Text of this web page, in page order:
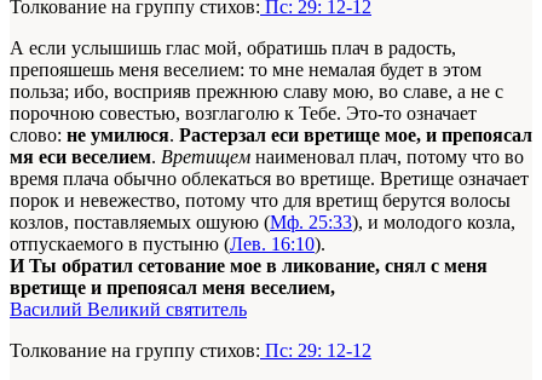
Толкование на группу стихов: Пс: 29: 12-12
А если услышишь глас мой, обратишь плач в радость,
препояшешь меня веселием: то мне немалая будет в этом
польза; ибо, восприяв прежнюю славу мою, во славе, а не с
порочною совестью, возглаголю к Тебе. Это-то означает
слово: не умилюся. Растерзал ecи вретище мое, и препоясал
мя ecи веселием. Вретищем наименовал плач, потому что во
время плача обычно облекаться во вретище. Вретище означает
порок и невежество, потому что для вретищ берутся волосы
козлов, поставляемых ошуюю (Мф. 25:33), и молодого козла,
отпускаемого в пустыню (Лев. 16:10).
И Ты обратил сетование мое в ликование, снял с меня
вретище и препоясал меня веселием,
Василий Великий святитель
Толкование на группу стихов: Пс: 29: 12-12